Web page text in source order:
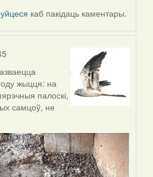
каб пакідаць каментары.
жыцця: на
палоскі,
самцоў, не